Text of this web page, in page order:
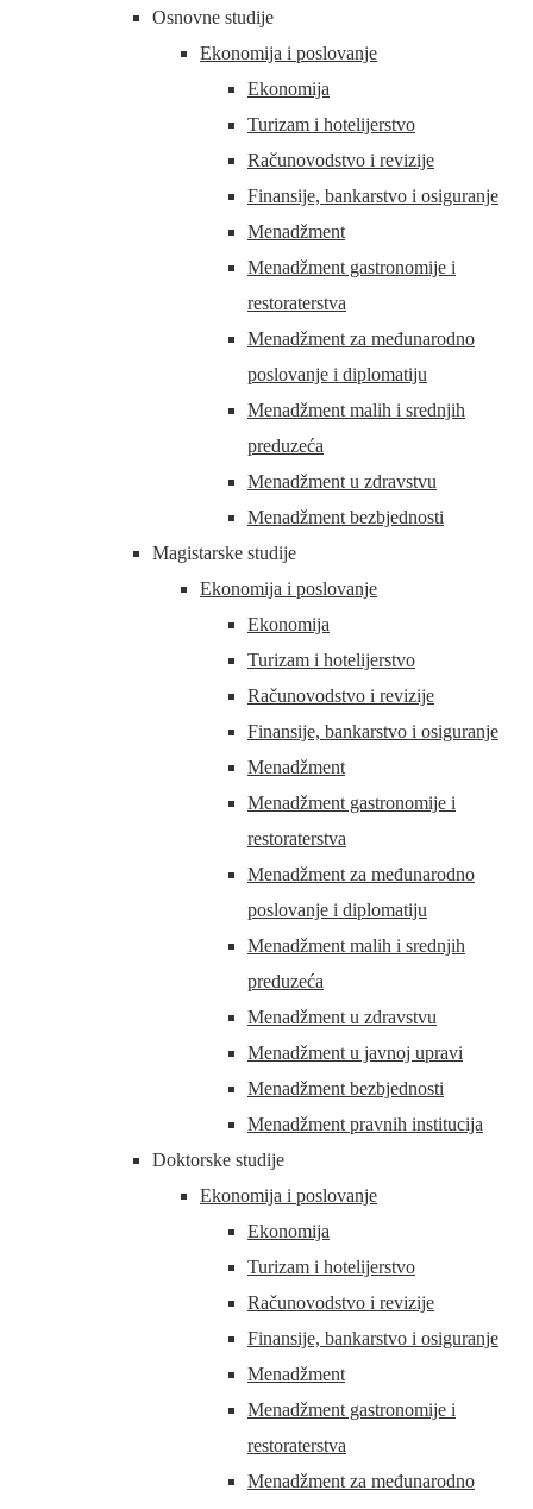
Osnovne studije
Ekonomija i poslovanje
Ekonomija
Turizam i hotelijerstvo
Računovodstvo i revizije
Finansije, bankarstvo i osiguranje
Menadžment
Menadžment gastronomije i
restoraterstva
Menadžment za međunarodno
poslovanje i diplomatiju
Menadžment malih i srednjih
preduzeća
Menadžment u zdravstvu
Menadžment bezbjednosti
Magistarske studije
Ekonomija i poslovanje
Ekonomija
Turizam i hotelijerstvo
Računovodstvo i revizije
Finansije, bankarstvo i osiguranje
Menadžment
Menadžment gastronomije i
restoraterstva
Menadžment za međunarodno
poslovanje i diplomatiju
Menadžment malih i srednjih
preduzeća
Menadžment u zdravstvu
Menadžment u javnoj upravi
Menadžment bezbjednosti
Menadžment pravnih institucija
Doktorske studije
Ekonomija i poslovanje
Ekonomija
Turizam i hotelijerstvo
Računovodstvo i revizije
Finansije, bankarstvo i osiguranje
Menadžment
Menadžment gastronomije i
restoraterstva
Menadžment za međunarodno